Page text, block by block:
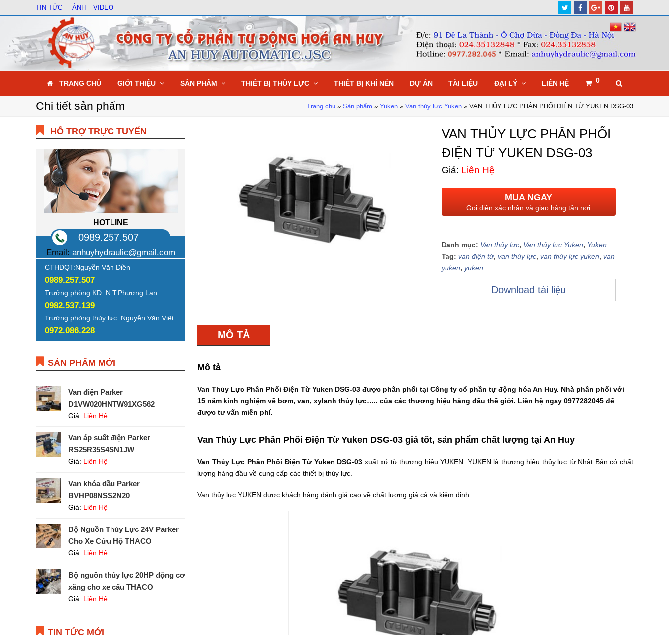
TIN TỨC ẢNH – VIDEO TwitterFacebook
Google
Plus
Pinterest
TRANG CHỦ GIỚI THIỆU SẢN PHẨM THIẾT BỊ THỦY LỰC THIẾT BỊ KHÍ NÉN DỰ ÁN TÀI LIỆU ĐẠI LÝ LIÊN HỆ 0
Chi tiết sản phẩm Trang chủ » Sản phẩm » Yuken » Van thủy lực Yuken » VAN THỦY LỰC PHÂN PHỐI ĐIỆN TỪ YUKEN DSG-03
VAN THỦY LỰC PHÂN PHỐI
ĐIỆN TỪ YUKEN DSG-03
Giá: Liên Hệ
MUA NGAY
Gọi điện xác nhận và giao hàng tận nơi
Danh mục: Van thủy lực, Van thủy lực Yuken, Yuken
Tag: van điện từ, van thủy lực, van thủy lực yuken, van
yuken, yuken
Download tài liệu
MÔ TẢ
Mô tả
Van Thủy Lực Phân Phối Điện Từ Yuken DSG-03 được phân phối tại Công ty cổ phần tự động hóa An Huy. Nhà phân phối với
15 năm kinh nghiệm về bơm, van, xylanh thủy lực….. của các thương hiệu hàng đầu thế giới. Liên hệ ngay 0977282045 để
được tư vấn miễn phí.
Van Thủy Lực Phân Phối Điện Từ Yuken DSG-03 giá tốt, sản phẩm chất lượng tại An Huy
Van Thủy Lực Phân Phối Điện Từ Yuken DSG-03 xuất xứ từ thương hiệu YUKEN. YUKEN là thương hiệu thủy lực từ Nhật Bản có chất
lượng hàng đầu về cung cấp các thiết bị thủy lực.
Van thủy lực YUKEN được khách hàng đánh giá cao về chất lượng giá cả và kiểm định.
HỖ TRỢ TRỰC TUYẾN
HOTLINE
0989.257.507
Email: anhuyhydraulic@gmail.com
CTHĐQT:Nguyễn Văn Điền
0989.257.507
Trưởng phòng KD: N.T.Phương Lan
0982.537.139
Trưởng phòng thủy lực: Nguyễn Văn Việt
0972.086.228
SẢN PHẨM MỚI
Van điện Parker
D1VW020HNTW91XG562
Giá: Liên Hệ
Van áp suất điện Parker
RS25R35S4SN1JW
Giá: Liên Hệ
Van khóa dầu Parker
BVHP08NSS2N20
Giá: Liên Hệ
Bộ Nguồn Thủy Lực 24V Parker
Cho Xe Cứu Hộ THACO
Giá: Liên Hệ
Bộ nguồn thủy lực 20HP động cơ
xăng cho xe cẩu THACO
Giá: Liên Hệ
TIN TỨC MỚI